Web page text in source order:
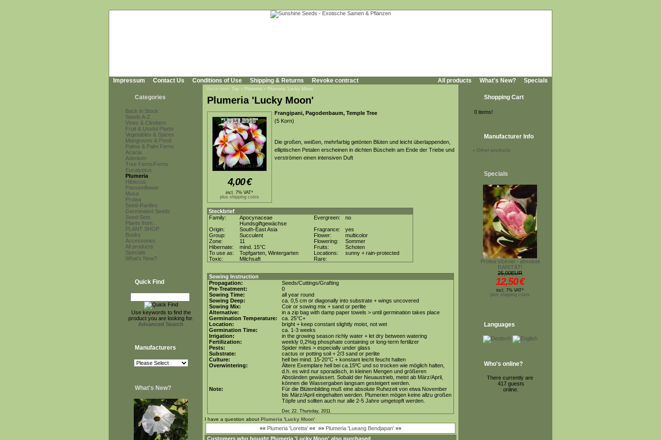
Impressum Contact Us Conditions of Use Shipping & Returns Revoke contract All products What's New? Specials
Categories
Back in Stock
Seeds A-Z
Vines & Climbers
Fruit & Useful Plants
Vegetables & Spices
Mangroves & Pond
Palms & Palm Ferns
Acacia
Adenium
Tree Ferns/Ferns
Eucalyptus
Plumeria
Hibiscus
Passionflower
Musa
Protea
Seed-Rarities
Germinated Seeds
Seed-Sets
Plants from...
PLANT SHOP
Books
Accessories
All products
Specials
What's New?
Quick Find
Use keywords to find the
product you are looking for.
Advanced Search
Manufacturers
What's New?
You're here: Top » Plumeria » Plumeria 'Lucky Moon'
Plumeria 'Lucky Moon'
4,00€
incl. 7% VAT*
plus shipping costs
Frangipani, Pagodenbaum, Temple Tree
(5 Korn)
Die großen, weißen, mehrfarbig getönten Blüten und leicht überlappenden,
elliptischen Petalen erscheinen in dichten Büscheln am Ende der Triebe und
verströmen einen intensiven Duft
Steckbrief
Family:
Apocynaceae
Hundsgiftgewächse
Evergreen:
no
Origin:
South-East Asia Fragrance:
yes
Group:
Succulent Flower:
multicolor
Zone:
11 Flowering:
Sommer
Hibernate:
mind. 15°C Fruits:
Schoten
To use as:
Topfgarten, Wintergarten Locations:
sunny + rain-protected
Toxic:
Milchsaft Rare:
Sowing Instruction
Propagation:
Seeds/Cuttings/Grafting
Pre-Treatment:
0
Sowing Time:
all year round
Sowing Deep:
ca. 0,5 cm or diagonally into substrate + wings uncovered
Sowing Mix:
Coir or sowing mix + sand or perlite
Alternative:
in a zip bag with damp paper towels > until germination takes place
Germination Temperature:
ca. 25°C+
Location:
bright + keep constant slightly moist, not wet
Germination Time:
ca. 1-3 weeks
Irrigation:
in the growing season richly water + let dry between watering
Fertilization:
weekly 0,2%ig phosphate containing or long-term fertilizer
Pests:
Spider mites > especially under glass
Substrate:
cactus or potting soil + 2/3 sand or perlite
Culture:
hell bei mind. 15-20°C + konstant leicht feucht halten
Overwintering:
Ältere Exemplare hell bei ca.15ºC und so trocken wie möglich halten,
d.h. es wird nur sporadisch, in kleinen Mengen und größeren
Abständen gewässert. Sobald der Neuaustrieb, meist ab März/April,
können die Wassergaben langsam gesteigert werden.
Note:
Für die Blütenbilding muß eine absolute Ruhezeit von etwa November
bis März/April eingehalten werden. Plumerien mögen keine allzu großen
Töpfe und sollten auch nur alle 2-5 Jahre umgetopft werden.
Dec 22. Thursday, 2011
I have a question about Plumeria 'Lucky Moon'
«« Plumeria 'Loretta' «« »» Plumeria 'Lueang Bendjapan' »»
Customers who bought Plumeria 'Lucky Moon' also purchased
Shopping Cart
0 items!
Manufacturer Info
- Other products
Specials
Protea stokoei - absolute
RARITÄT!
25,00EUR
12,50€
incl. 7% VAT*
plus shipping costs
Languages
Who's online?
There currently are
417 guests
online.